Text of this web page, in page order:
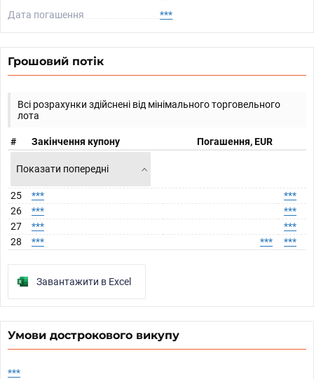
Дата погашення
***
Грошовий потік
Всі розрахунки здійснені від мінімального торговельного
лота
# Закінчення купону Погашення, EUR
Показати попередні
25 ***
***
26
***
***
27
***
***
28
*** *** ***
Завантажити в Excel
Умови дострокового викупу
***